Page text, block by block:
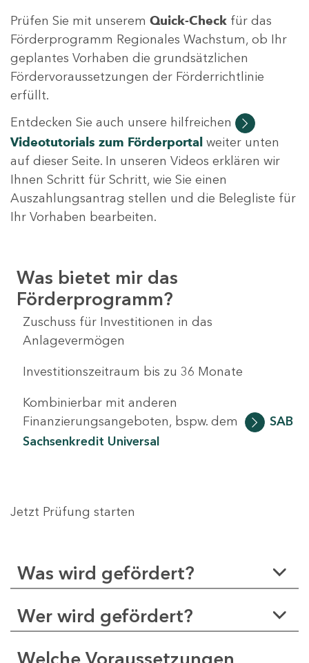
Prüfen Sie mit unserem Quick-Check für das
Förderprogramm Regionales Wachstum, ob Ihr
geplantes Vorhaben die grundsätzlichen
Fördervoraussetzungen der Förderrichtlinie
erfüllt.
Entdecken Sie auch unsere hilfreichen
Videotutorials zum Förderportal weiter unten
auf dieser Seite. In unseren Videos erklären wir
Ihnen Schritt für Schritt, wie Sie einen
Auszahlungsantrag stellen und die Belegliste für
Ihr Vorhaben bearbeiten.
Was bietet mir das
Förderprogramm?
Zuschuss für Investitionen in das
Anlagevermögen
Investitionszeitraum bis zu 36 Monate
Kombinierbar mit anderen
Finanzierungsangeboten, bspw. dem
SAB
Sachsenkredit Universal
Jetzt Prüfung starten
Was wird gefördert?
Wer wird gefördert?
Welche Voraussetzungen